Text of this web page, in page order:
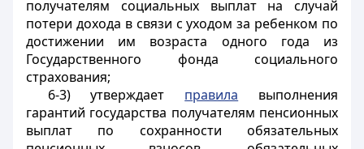
получателям социальных выплат на случай
потери дохода в связи с уходом за ребенком по
достижении им возраста одного года из
Государственного фонда социального
страхования;
6-3) утверждает правила выполнения
гарантий государства получателям пенсионных
выплат по сохранности обязательных